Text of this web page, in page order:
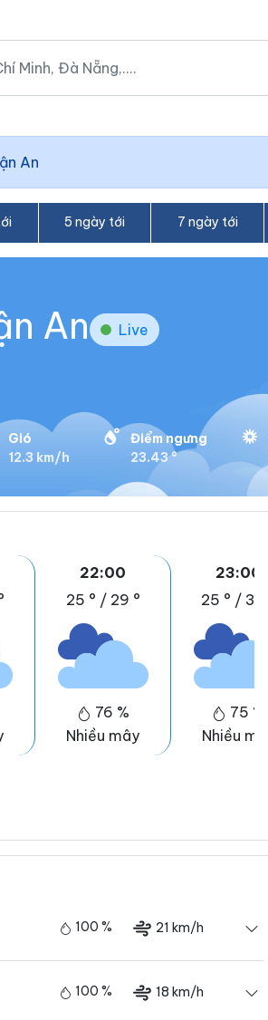
An
5 ngày tới 7 ngày tới
An Live
Gió
12.3 km/h
Điểm ngưng
23.43 °
22:00
25 ° / 29 °
76 %
Nhiều mây
23:00
25 ° / 30 °
75 %
Nhiều mây
100 % 21 km/h
100 % 18 km/h